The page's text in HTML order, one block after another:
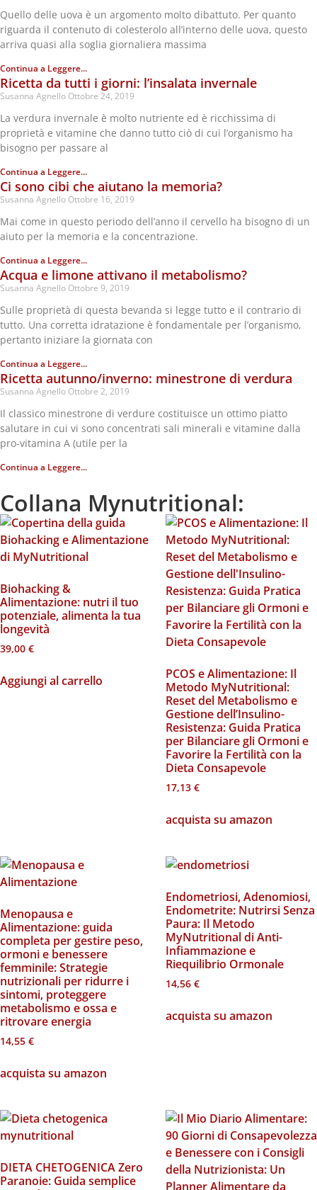
Quello delle uova è un argomento molto dibattuto. Per quanto
riguarda il contenuto di colesterolo all’interno delle uova, questo
arriva quasi alla soglia giornaliera massima
Continua a Leggere...
Ricetta da tutti i giorni: l’insalata invernale
Susanna Agnello Ottobre 24, 2019
La verdura invernale è molto nutriente ed è ricchissima di
proprietà e vitamine che danno tutto ciò di cui l’organismo ha
bisogno per passare al
Continua a Leggere...
Ci sono cibi che aiutano la memoria?
Susanna Agnello Ottobre 16, 2019
Mai come in questo periodo dell’anno il cervello ha bisogno di un
aiuto per la memoria e la concentrazione.
Continua a Leggere...
Acqua e limone attivano il metabolismo?
Susanna Agnello Ottobre 9, 2019
Sulle proprietà di questa bevanda si legge tutto e il contrario di
tutto. Una corretta idratazione è fondamentale per l’organismo,
pertanto iniziare la giornata con
Continua a Leggere...
Ricetta autunno/inverno: minestrone di verdura
Susanna Agnello Ottobre 2, 2019
Il classico minestrone di verdure costituisce un ottimo piatto
salutare in cui vi sono concentrati sali minerali e vitamine dalla
pro-vitamina A (utile per la
Continua a Leggere...
Collana Mynutritional:
Biohacking &
Alimentazione: nutri il tuo
potenziale, alimenta la tua
longevità
39,00 €
Aggiungi al carrello
PCOS e Alimentazione: Il
Metodo MyNutritional:
Reset del Metabolismo e
Gestione dell’Insulino-
Resistenza: Guida Pratica
per Bilanciare gli Ormoni e
Favorire la Fertilità con la
Dieta Consapevole
17,13 €
acquista su amazon
Menopausa e
Alimentazione: guida
completa per gestire peso,
ormoni e benessere
femminile: Strategie
nutrizionali per ridurre i
sintomi, proteggere
metabolismo e ossa e
ritrovare energia
14,55 €
acquista su amazon
Endometriosi, Adenomiosi,
Endometrite: Nutrirsi Senza
Paura: Il Metodo
MyNutritional di Anti-
Infiammazione e
Riequilibrio Ormonale
14,56 €
acquista su amazon
DIETA CHETOGENICA Zero
Paranoie: Guida semplice